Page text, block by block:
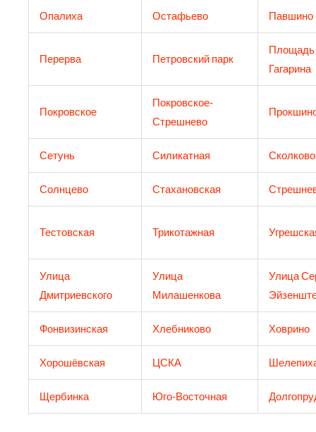
Опалиха Остафьево Павшино
Перерва Петровский парк
Площадь
Гагарина
Покровское
Покровское-
Стрешнево
Сетунь Силикатная Сколково
Солнцево Стахановская
Тестовская Трикотажная
Улица
Дмитриевского
Улица
Милашенкова
Улица
Фонвизинская Хлебниково Ховрино
Хорошёвская ЦСКА
Щербинка Юго-Восточная